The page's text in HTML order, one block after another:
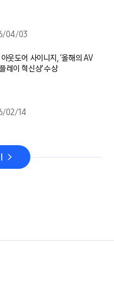
04/03
웃도어 사이니지, ‘올해의 AV
레이 혁신상’ 수상
02/14